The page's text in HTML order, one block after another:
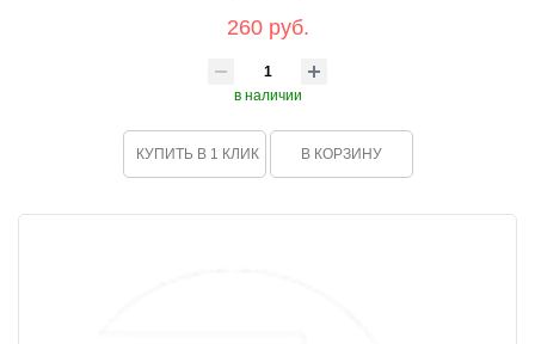
260 руб.
в наличии
КУПИТЬ В 1 КЛИК В КОРЗИНУ